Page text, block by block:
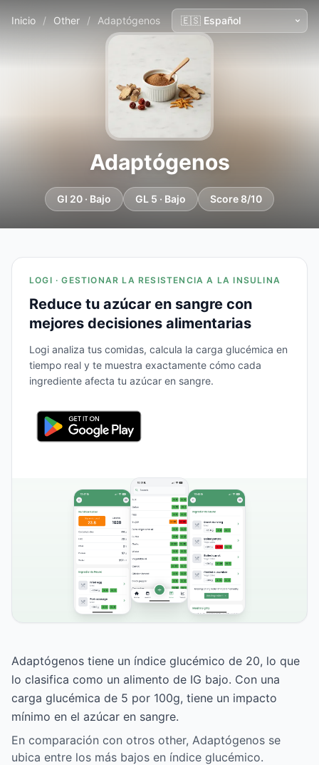
Inicio / Other / Adaptógenos
Adaptógenos
GI 20 · Bajo GL 5 · Bajo Score 8/10
LOGI · GESTIONAR LA RESISTENCIA A LA INSULINA
Reduce tu azúcar en sangre con
mejores decisiones alimentarias
Logi analiza tus comidas, calcula la carga glucémica en
tiempo real y te muestra exactamente cómo cada
ingrediente afecta tu azúcar en sangre.
Adaptógenos tiene un índice glucémico de 20, lo que
lo clasifica como un alimento de IG bajo. Con una
carga glucémica de 5 por 100g, tiene un impacto
mínimo en el azúcar en sangre.
En comparación con otros other, Adaptógenos se
ubica entre los más bajos en índice glucémico.